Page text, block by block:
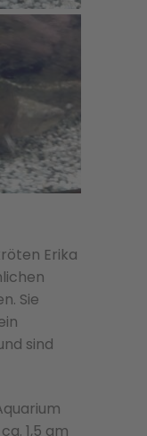
Erika
Sie
sind
1,5 qm